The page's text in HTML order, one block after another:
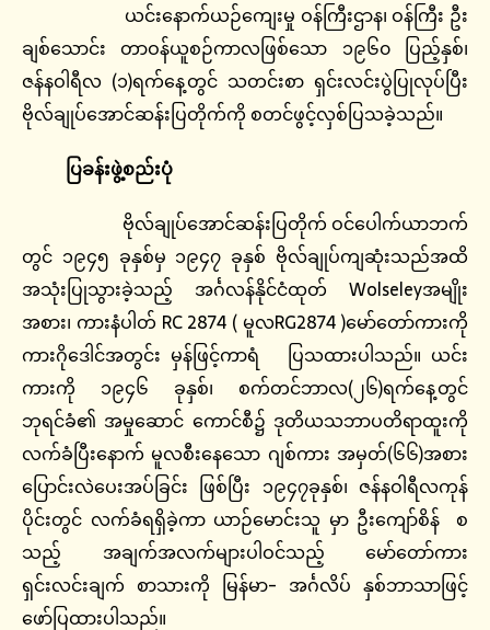
ယင်းနောက်ယဉ်ကျေးမှု ဝန်ကြီးဌာန၊ ဝန်ကြီး ဦး
ချစ်သောင်း တာဝန်ယူစဉ်ကာလဖြစ်သော ၁၉၆၀ ပြည့်နှစ်၊
ဇန်နဝါရီလ (၁)ရက်နေ့တွင် သတင်းစာ ရှင်းလင်းပွဲပြုလုပ်ပြီး
ဗိုလ်ချုပ်အောင်ဆန်းပြတိုက်ကို စတင်ဖွင့်လှစ်ပြသခဲ့သည်။
ပြခန်းဖွဲ့စည်းပုံ
ဗိုလ်ချုပ်အောင်ဆန်းပြတိုက် ဝင်ပေါက်ယာဘက်
တွင် ၁၉၄၅ ခုနှစ်မှ ၁၉၄၇ ခုနှစ် ဗိုလ်ချုပ်ကျဆုံးသည်အထိ
အသုံးပြုသွားခဲ့သည့် အင်္ဂလန်နိုင်ငံထုတ် Wolseleyအမျိုး
အစား၊ ကားနံပါတ် RC 2874 ( မူလRG2874 )မော်တော်ကားကို
ကားဂိုဒေါင်အတွင်း မှန်ဖြင့်ကာရံ ပြသထားပါသည်။ ယင်း
ကားကို ၁၉၄၆ ခုနှစ်၊ စက်တင်ဘာလ(၂၆)ရက်နေ့တွင်
ဘုရင်ခံ၏ အမှုဆောင် ကောင်စီ၌ ဒုတိယသဘာပတိရာထူးကို
လက်ခံပြီးနောက် မူလစီးနေသော ဂျစ်ကား အမှတ်(၆၆)အစား
ပြောင်းလဲပေးအပ်ခြင်း ဖြစ်ပြီး ၁၉၄၇ခုနှစ်၊ ဇန်နဝါရီလကုန်
ပိုင်းတွင် လက်ခံရရှိခဲ့ကာ ယာဉ်မောင်းသူ မှာ ဦးကျော်စိန် စ
သည့် အချက်အလက်များပါဝင်သည့် မော်တော်ကား
ရှင်းလင်းချက် စာသားကို မြန်မာ- အင်္ဂလိပ် နှစ်ဘာသာဖြင့်
ဖော်ပြထားပါသည်။